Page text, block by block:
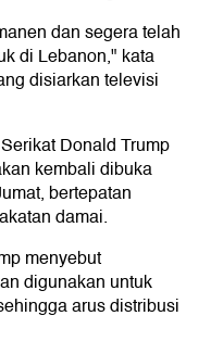
dan segera telah
di Lebanon," kata
disiarkan televisi
Donald Trump
kembali dibuka
bertepatan
damai.
menyebut
digunakan untuk
arus distribusi